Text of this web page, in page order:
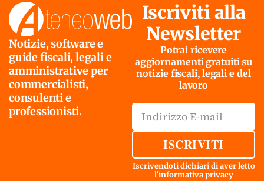
Notizie, software e
guide fiscali, legali e
amministrative per
commercialisti,
consulenti e
professionisti.
Iscriviti alla
Newsletter
Potrai ricevere
aggiornamenti gratuiti su
notizie fiscali, legali e del
lavoro
ISCRIVITI
Iscrivendoti dichiari di aver letto
l'informativa privacy